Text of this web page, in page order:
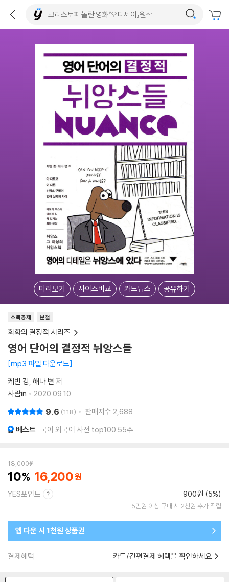
미리보기 사이즈비교 카드뉴스 공유하기
소득공제 분철
회화의 결정적 시리즈
영어 단어의 결정적 뉘앙스들
mp3 파일 다운로드
케빈 강 해나 변 저
사람in
2020.09.10.
9.6 118 판매지수 2,688
베스트 국어 외국어 사전 top100 55주
18,000원
10 16,200
YES포인트 900원 (5%)
5만원 이상 구매 시 2천원 추가 적립
앱 다운 시 1천원 상품권
결제혜택 카드/간편결제 혜택을 확인하세요